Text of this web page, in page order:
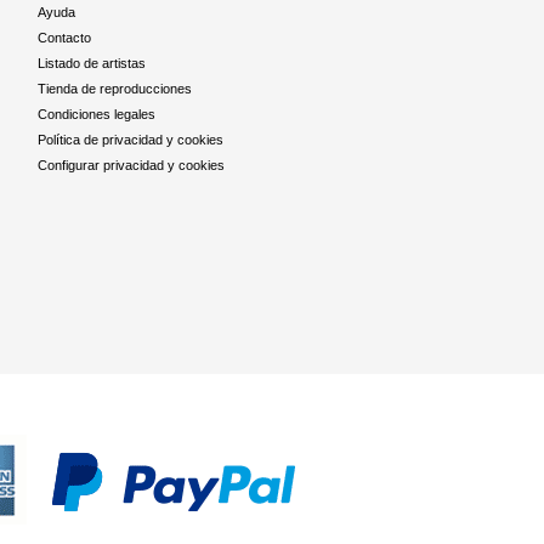
Ayuda
Contacto
Listado de artistas
Tienda de reproducciones
Condiciones legales
Política de privacidad y cookies
Configurar privacidad y cookies